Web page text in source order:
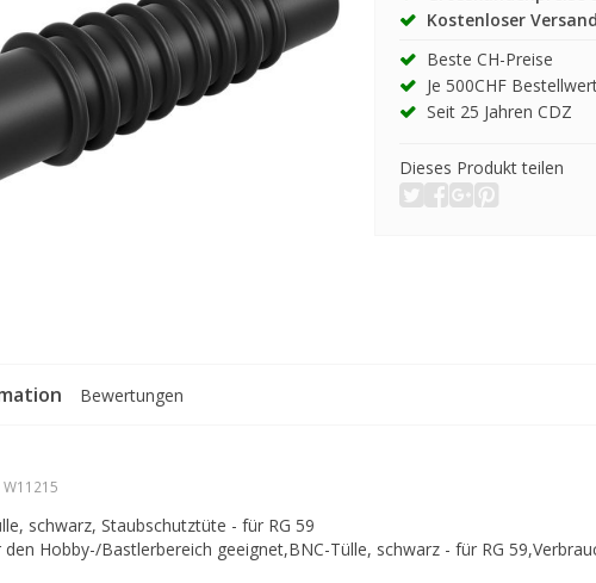
Kostenloser
Beste CH-Preise
Je 500CHF
Seit 25 Jahren CDZ
Dieses Produkt teilen
Bewertungen
W11215
schwarz, Staubschutztüte - für RG 59
Hobby-/Bastlerbereich geeignet,BNC-Tülle, schwarz - für RG